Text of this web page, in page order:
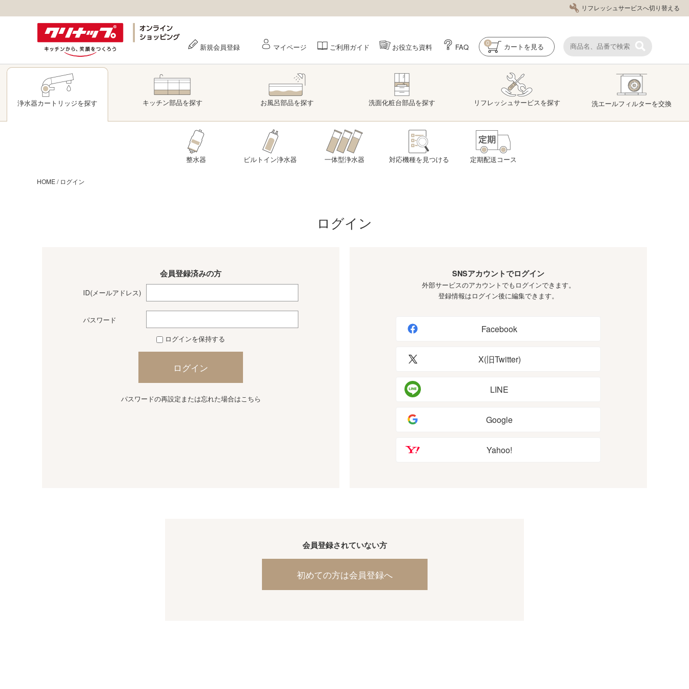
リフレッシュサービスへ切り替える
新規会員登録 マイページ ご利用ガイド お役立ち資料 FAQ カート を見る
0
浄水器カートリッジを探す キッチン部品を探す お風呂部品を探す 洗面化粧台部品を探す リフレッシュサービスを探す 洗エールフィルターを交換
整水器 ビルトイン浄水器 一体型浄水器 対応機種を見つける 定期配送コース
HOME/ ログイン
ログイン
会員登録済みの方
ID(メールアドレス)
パスワード
ログインを保持する
ログイン
パスワードの再設定または忘れた場合はこちら
SNSアカウントでログイン
外部サービスのアカウントでもログインできます。
登録情報はログイン後に編集できます。
Facebook
X(旧Twitter)
LINE
Google
Yahoo!
会員登録されていない方
初めての方は会員登録へ